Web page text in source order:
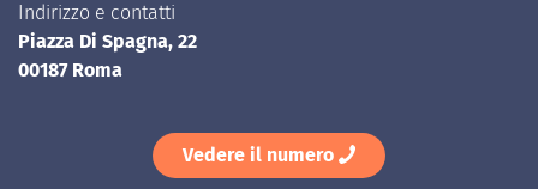
Indirizzo e contatti
Piazza Di Spagna, 22
00187 Roma
Vedere il numero